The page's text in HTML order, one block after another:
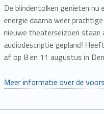
De blindentolken genieten nu
energie daarna weer
nieuwe theaterseizoen
audiodescriptie gepland!
af op 8 en 11 augustus in
Meer informatie over de